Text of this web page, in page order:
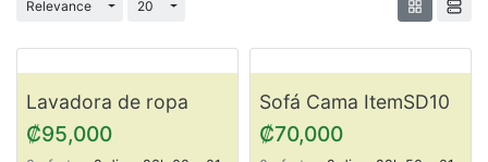
Relevance Cambiar desplegable
20 Cambiar desplegable